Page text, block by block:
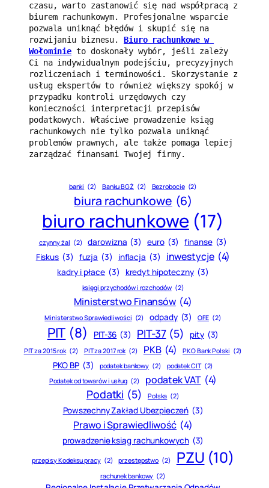
czasu, warto zastanowić się nad współpracą z
biurem rachunkowym. Profesjonalne wsparcie
pozwala uniknąć błędów i skupić się na
rozwijaniu biznesu. Biuro rachunkowe w
Wołominie to doskonały wybór, jeśli zależy
Ci na indywidualnym podejściu, precyzyjnych
rozliczeniach i terminowości. Skorzystanie z
usług ekspertów to również większy spokój w
przypadku kontroli urzędowych czy
konieczności interpretacji przepisów
podatkowych. Właściwe prowadzenie ksiąg
rachunkowych nie tylko pozwala uniknąć
problemów prawnych, ale także pomaga lepiej
zarządzać finansami Twojej firmy.
banki (2) Banku BGŻ (2) Bezrobocie (2)
biura rachunkowe (6)
biuro rachunkowe (17)
czynny żal (2) darowizna (3) euro (3) finanse (3)
Fiskus (3) fuzja (3) inflacja (3) inwestycje (4)
kadry i płace (3) kredyt hipoteczny (3)
księgi przychodów i rozchodów (2)
Ministerstwo Finansów (4)
Ministerstwo Sprawiedliwości (2) odpady (3) OFE (2)
PIT (8) PIT-36 (3) PIT-37 (5) pity (3)
PIT za 2015 rok (2) PIT za 2017 rok (2) PKB (4) PKO Bank Polski (2)
PKO BP (3) podatek bankowy (2) podatek CIT (2)
Podatek od towarów i usług (2) podatek VAT (4)
Podatki (5) Polska (2)
Powszechny Zakład Ubezpieczeń (3)
Prawo i Sprawiedliwość (4)
prowadzenie ksiąg rachunkowych (3)
przepisy Kodeksu pracy (2) przestępstwo (2) PZU (10)
rachunek bankowy (2)